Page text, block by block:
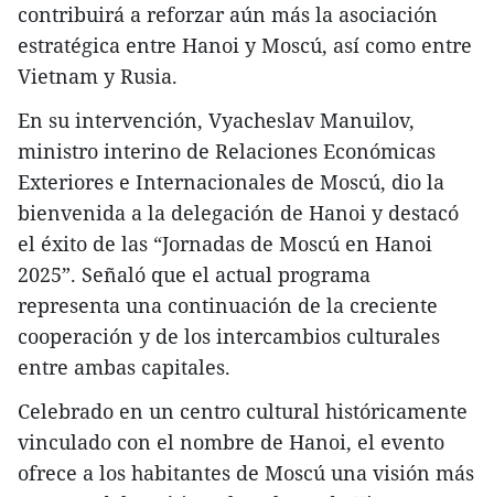
contribuirá a reforzar aún más la asociación
estratégica entre Hanoi y Moscú, así como entre
Vietnam y Rusia.
En su intervención, Vyacheslav Manuilov,
ministro interino de Relaciones Económicas
Exteriores e Internacionales de Moscú, dio la
bienvenida a la delegación de Hanoi y destacó
el éxito de las “Jornadas de Moscú en Hanoi
2025”. Señaló que el actual programa
representa una continuación de la creciente
cooperación y de los intercambios culturales
entre ambas capitales.
Celebrado en un centro cultural históricamente
vinculado con el nombre de Hanoi, el evento
ofrece a los habitantes de Moscú una visión más